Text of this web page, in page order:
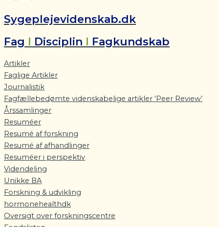
Sygeplejevidenskab.dk
Fag I Disciplin I Fagkundskab
Artikler
Faglige Artikler
Journalistik
Fagfællebedømte videnskabelige artikler ‘Peer Review’
Årssamlinger
Resuméer
Resumé af forskning
Resumé af afhandlinger
Resuméer i perspektiv
Videndeling
Unikke BA
Forskning & udvikling
hormonehealthdk
Oversigt over forskningscentre